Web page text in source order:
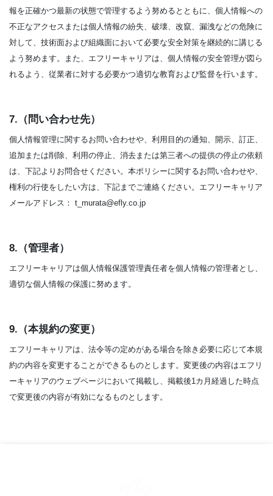
報を正確かつ最新の状態で管理するよう努めるとともに、個人情報への
不正なアクセスまたは個人情報の紛失、破壊、改竄、漏洩などの危険に
対して、技術面および組織面において必要な安全対策を継続的に講じる
よう努めます。また、エフリーキャリアは、個人情報の安全管理が図ら
れるよう、従業者に対する必要かつ適切な教育および監督を行います。
7.（問い合わせ先）
個人情報管理に関するお問い合わせや、利用目的の通知、開示、訂正、
追加または削除、利用の停止、消去または第三者への提供の停止の依頼
は、下記よりお問合せください。本ポリシーに関するお問い合わせや、
権利の行使をしたい方は、下記までご連絡ください。エフリーキャリア
メールアドレス： t_murata@efly.co.jp
8.（管理者）
エフリーキャリアは個人情報保護管理責任者を個人情報の管理者とし、
適切な個人情報の保護に努めます。
9.（本規約の変更）
エフリーキャリアは、法令等の定めがある場合を除き必要に応じて本規
約の内容を変更することができるものとします。変更後の内容はエフリ
ーキャリアのウェブページにおいて掲載し、掲載後1カ月経過した時点
で変更後の内容が有効になるものとします。